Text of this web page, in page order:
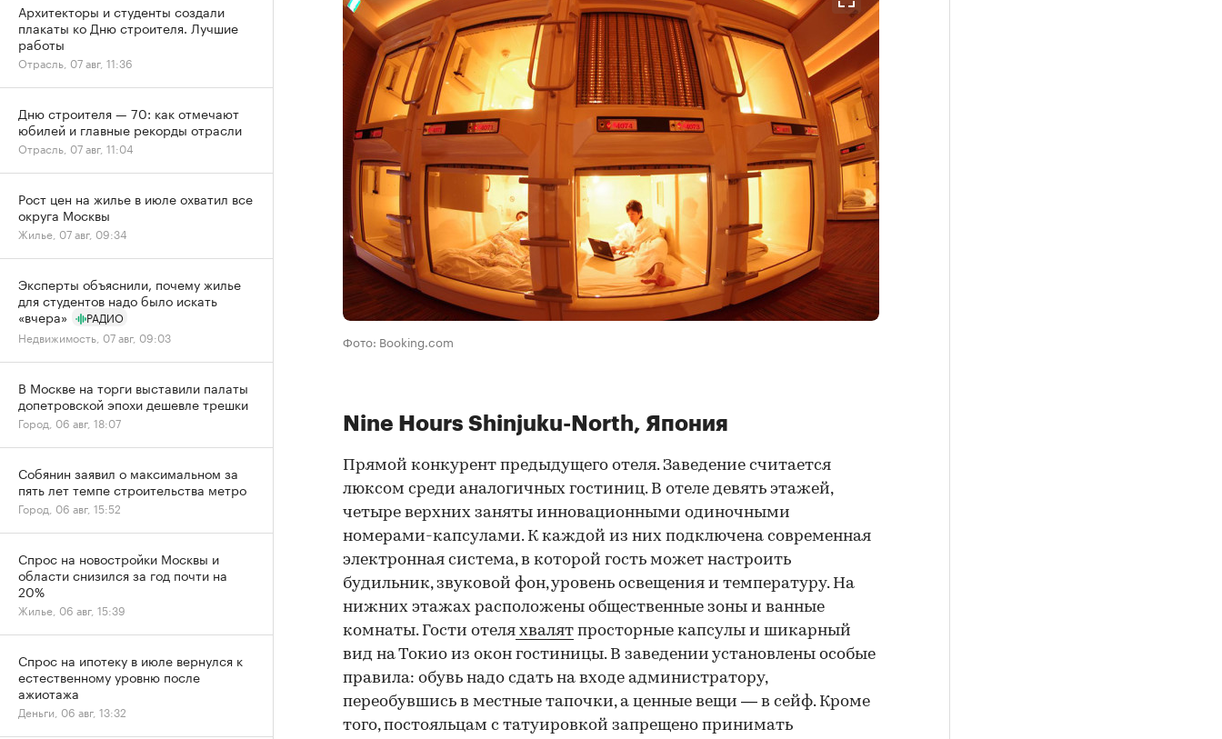
Фото: Booking.com
00:00 / 00:00
Nine Hours Shinjuku-North, Япония
Прямой конкурент предыдущего отеля. Заведение считается
люксом среди аналогичных гостиниц. В отеле девять этажей,
четыре верхних заняты инновационными одиночными
номерами-капсулами. К каждой из них подключена современная
электронная система, в которой гость может настроить
будильник, звуковой фон, уровень освещения и температуру. На
нижних этажах расположены общественные зоны и ванные
комнаты. Гости отеля хвалят просторные капсулы и шикарный
вид на Токио из окон гостиницы. В заведении установлены особые
правила: обувь надо сдать на входе администратору,
переобувшись в местные тапочки, а ценные вещи — в сейф. Кроме
того, постояльцам с татуировкой запрещено принимать
Архитекторы и студенты создали
плакаты ко Дню строителя. Лучшие
работы
Отрасль, 07 авг, 11:36
Дню строителя — 70: как отмечают
юбилей и главные рекорды отрасли
Отрасль, 07 авг, 11:04
Рост цен на жилье в июле охватил все
округа Москвы
Жилье, 07 авг, 09:34
Эксперты объяснили, почему жилье
для студентов надо было искать
«вчера»
РАДИО
Недвижимость, 07 авг, 09:03
В Москве на торги выставили палаты
допетровской эпохи дешевле трешки
Город, 06 авг, 18:07
Собянин заявил о максимальном за
пять лет темпе строительства метро
Город, 06 авг, 15:52
Спрос на новостройки Москвы и
области снизился за год почти на
20%
Жилье, 06 авг, 15:39
Спрос на ипотеку в июле вернулся к
естественному уровню после
ажиотажа
Деньги, 06 авг, 13:32